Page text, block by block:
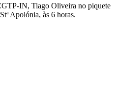
IN, Tiago Oliveira no piquete
Apolónia, às 6 horas.